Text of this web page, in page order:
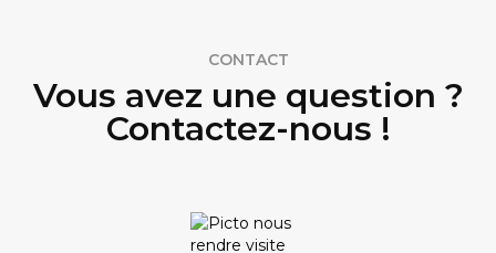
CONTACT
Vous avez une question ?
Contactez-nous !